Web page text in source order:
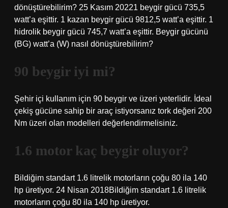
dönüştürebilirim? 25 Kasım 20221 beygir gücü 735,5
watt’a eşittir. 1 kazan beygir gücü 9812,5 watt’a eşittir. 1
hidrolik beygir gücü 745,7 watt’a eşittir. Beygir gücünü
(BG) watt’a (W) nasıl dönüştürebilirim?
90 beygir iyi mi?
Şehir içi kullanım için 90 beygir ve üzeri yeterlidir. İdeal
çekiş gücüne sahip bir araç istiyorsanız tork değeri 200
Nm üzeri olan modelleri değerlendirmelisiniz.
1.6 motor kaç beygir oluyor?
Bildiğim standart 1.6 litrelik motorların çoğu 80 ila 140
hp üretiyor. 24 Nisan 2018Bildiğim standart 1.6 litrelik
motorların çoğu 80 ila 140 hp üretiyor.